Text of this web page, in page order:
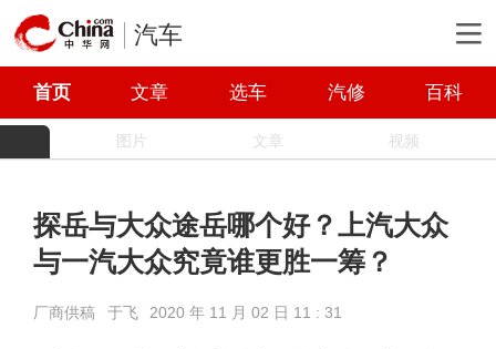
汽车
首页 文章 选车 汽修 百科
图片 文章 视频
探岳与大众途岳哪个好？上汽大众
与一汽大众究竟谁更胜一筹？
厂商供稿 于飞 2020 年 11 月 02 日 11 : 31